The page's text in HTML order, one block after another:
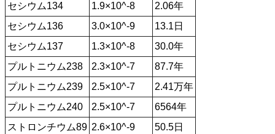
セシウム134
1.9×10^-8
2.06年
セシウム136
3.0×10^-9
13.1日
セシウム137
1.3×10^-8
30.0年
プルトニウム238
2.3×10^-7
87.7年
プルトニウム239
2.5×10^-7
2.41万年
プルトニウム240
2.5×10^-7
6564年
ストロンチウム89 2.6×10^-9
50.5日